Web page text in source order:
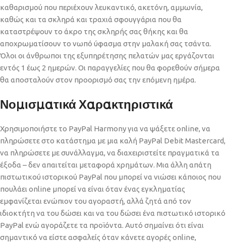
καθαρισμού που περιέχουν λευκαντικό, ακετόνη, αμμωνία,
καθώς και τα σκληρά και τραχιά σφουγγάρια που θα
καταστρέψουν το άκρο της σκληρής σας θήκης και θα
αποχρωματίσουν το νωπό ύφασμα στην μαλακή σας τσάντα.
Όλοι οι άνθρωποι της εξυπηρέτησης πελατών μας εργάζονται
εντός 1 έως 2 ημερών. Οι παραγγελίες που θα φορεθούν σήμερα
θα αποσταλούν στον προορισμό σας την επόμενη ημέρα.
Νομισματικά Χαρακτηριστικά
Χρησιμοποιήστε το PayPal Harmony για να ψάξετε online, να
πληρώσετε στο κατάστημα με μια καλή PayPal Debit Mastercard,
να πληρώσετε με συνάλλαγμα, να διαχειριστείτε πραγματικά τα
έξοδα – δεν απαιτείται μεταφορά χρημάτων. Μια άλλη απάτη
πιστωτικού ιστορικού PayPal που μπορεί να νιώσει κάποιος που
πουλάει online μπορεί να είναι όταν ένας εγκληματίας
εμφανίζεται ενώπιον του αγοραστή, αλλά ζητά από τον
ιδιοκτήτη να του δώσει και να του δώσει ένα πιστωτικό ιστορικό
PayPal ενώ αγοράζετε τα προϊόντα. Αυτό σημαίνει ότι είναι
σημαντικό να είστε ασφαλείς όταν κάνετε αγορές online,